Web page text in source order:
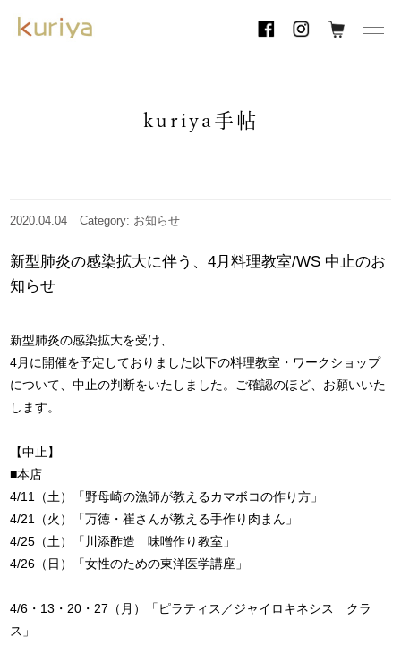
kuriya手帖
2020.04.04 Category: お知らせ
新型肺炎の感染拡大に伴う、4月料理教室/WS 中止のお
知らせ
新型肺炎の感染拡大を受け、
4月に開催を予定しておりました以下の料理教室・ワークショップ
について、中止の判断をいたしました。ご確認のほど、お願いいた
します。
【中止】
■本店
4/11（土）「野母崎の漁師が教えるカマボコの作り方」
4/21（火）「万徳・崔さんが教える手作り肉まん」
4/25（土）「川添酢造 味噌作り教室」
4/26（日）「女性のための東洋医学講座」
4/6・13・20・27（月）「ピラティス／ジャイロキネシス クラ
ス」